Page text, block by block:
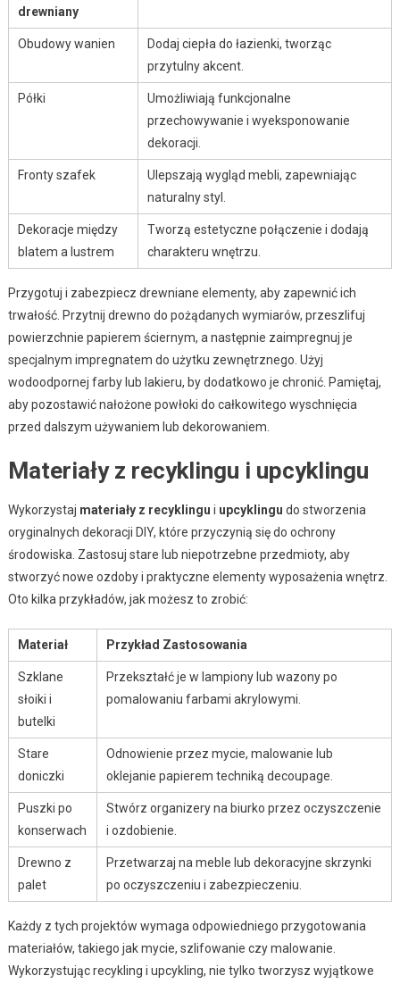
drewniany
Obudowy wanien
Dodaj ciepła do łazienki, tworząc
przytulny akcent.
Półki
Umożliwiają funkcjonalne
przechowywanie i wyeksponowanie
dekoracji.
Fronty szafek
Ulepszają wygląd mebli, zapewniając
naturalny styl.
Dekoracje między
blatem a lustrem
Tworzą estetyczne połączenie i dodają
charakteru wnętrzu.
Przygotuj i zabezpiecz drewniane elementy, aby zapewnić ich
trwałość. Przytnij drewno do pożądanych wymiarów, przeszlifuj
powierzchnie papierem ściernym, a następnie zaimpregnuj je
specjalnym impregnatem do użytku zewnętrznego. Użyj
wodoodpornej farby lub lakieru, by dodatkowo je chronić. Pamiętaj,
aby pozostawić nałożone powłoki do całkowitego wyschnięcia
przed dalszym używaniem lub dekorowaniem.
Materiały z recyklingu i upcyklingu
Wykorzystaj materiały z recyklingu i upcyklingu do stworzenia
oryginalnych dekoracji DIY, które przyczynią się do ochrony
środowiska. Zastosuj stare lub niepotrzebne przedmioty, aby
stworzyć nowe ozdoby i praktyczne elementy wyposażenia wnętrz.
Oto kilka przykładów, jak możesz to zrobić:
Materiał Przykład Zastosowania
Szklane
słoiki i
butelki
Przekształć je w lampiony lub wazony po
pomalowaniu farbami akrylowymi.
Stare
doniczki
Odnowienie przez mycie, malowanie lub
oklejanie papierem techniką decoupage.
Puszki po
konserwach
Stwórz organizery na biurko przez oczyszczenie
i ozdobienie.
Drewno z
palet
Przetwarzaj na meble lub dekoracyjne skrzynki
po oczyszczeniu i zabezpieczeniu.
Każdy z tych projektów wymaga odpowiedniego przygotowania
materiałów, takiego jak mycie, szlifowanie czy malowanie.
Wykorzystując recykling i upcykling, nie tylko tworzysz wyjątkowe